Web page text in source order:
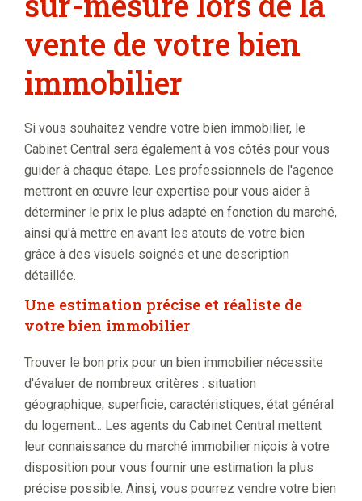
vente de votre bien
immobilier
Si vous souhaitez vendre votre bien immobilier, le
Cabinet Central sera également à vos côtés pour vous
guider à chaque étape. Les professionnels de l'agence
mettront en œuvre leur expertise pour vous aider à
déterminer le prix le plus adapté en fonction du marché,
ainsi qu'à mettre en avant les atouts de votre bien
grâce à des visuels soignés et une description
détaillée.
Une estimation précise et réaliste de
votre bien immobilier
Trouver le bon prix pour un bien immobilier nécessite
d'évaluer de nombreux critères : situation
géographique, superficie, caractéristiques, état général
du logement... Les agents du Cabinet Central mettent
leur connaissance du marché immobilier niçois à votre
disposition pour vous fournir une estimation la plus
précise possible. Ainsi, vous pourrez vendre votre bien